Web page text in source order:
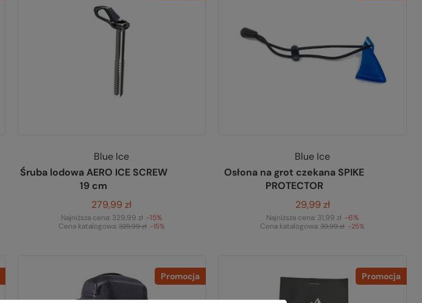
Blue Ice
Śruba lodowa AERO ICE SCREW
19 cm
279,99 zł
Najniższa cena: 329,99 zł -15%
Cena katalogowa: 329,99 zł -15%
Blue Ice
Osłona na grot czekana SPIKE
PROTECTOR
29,99 zł
Najniższa cena: 31,99 zł -6%
Cena katalogowa:39,99 zł -25%
Promocja Promocja